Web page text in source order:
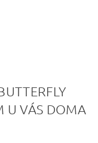
U VÁS DOMA